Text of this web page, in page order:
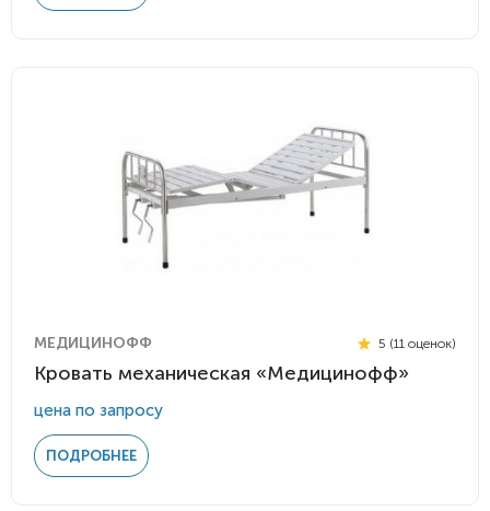
МЕДИЦИНОФФ 5 (11 оценок)
Кровать механическая «Медицинофф»
цена по запросу
ПОДРОБНЕЕ